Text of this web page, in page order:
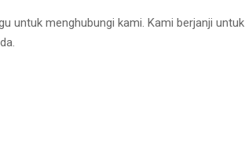
untuk menghubungi kami. Kami berjanji untuk